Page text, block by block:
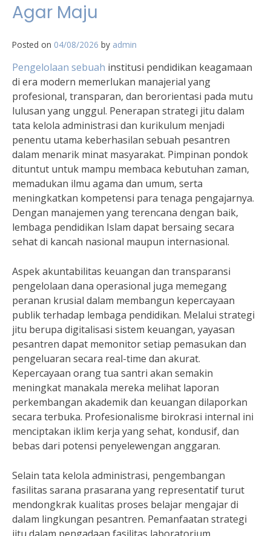
Agar Maju
Posted on 04/08/2026 by admin
Pengelolaan sebuah institusi pendidikan keagamaan
di era modern memerlukan manajerial yang
profesional, transparan, dan berorientasi pada mutu
lulusan yang unggul. Penerapan strategi jitu dalam
tata kelola administrasi dan kurikulum menjadi
penentu utama keberhasilan sebuah pesantren
dalam menarik minat masyarakat. Pimpinan pondok
dituntut untuk mampu membaca kebutuhan zaman,
memadukan ilmu agama dan umum, serta
meningkatkan kompetensi para tenaga pengajarnya.
Dengan manajemen yang terencana dengan baik,
lembaga pendidikan Islam dapat bersaing secara
sehat di kancah nasional maupun internasional.
Aspek akuntabilitas keuangan dan transparansi
pengelolaan dana operasional juga memegang
peranan krusial dalam membangun kepercayaan
publik terhadap lembaga pendidikan. Melalui strategi
jitu berupa digitalisasi sistem keuangan, yayasan
pesantren dapat memonitor setiap pemasukan dan
pengeluaran secara real-time dan akurat.
Kepercayaan orang tua santri akan semakin
meningkat manakala mereka melihat laporan
perkembangan akademik dan keuangan dilaporkan
secara terbuka. Profesionalisme birokrasi internal ini
menciptakan iklim kerja yang sehat, kondusif, dan
bebas dari potensi penyelewengan anggaran.
Selain tata kelola administrasi, pengembangan
fasilitas sarana prasarana yang representatif turut
mendongkrak kualitas proses belajar mengajar di
dalam lingkungan pesantren. Pemanfaatan strategi